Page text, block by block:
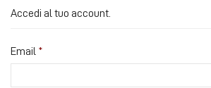
Accedi al tuo account.
Email